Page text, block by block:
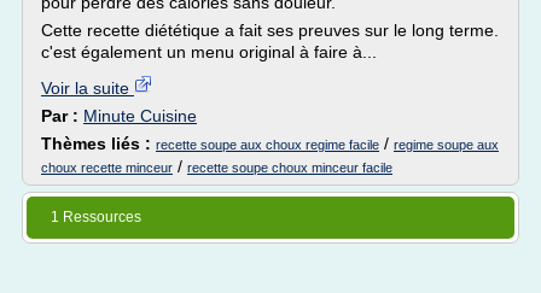
Cette recette diététique a fait ses preuves sur le long terme.
c'est également un menu original à faire à...
Voir la suite
Par : Minute Cuisine
Thèmes liés : recette soupe aux choux regime facile / regime soupe aux
choux recette minceur / recette soupe choux minceur facile
1 Ressources